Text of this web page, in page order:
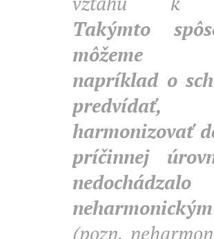
Takýmto
môžeme
napríklad o
predvídať,
harmonizovať
príčinnej
(pozn.